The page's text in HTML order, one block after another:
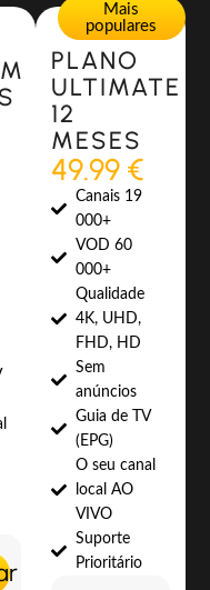
Mais
populares
PLANO
ULTIMATE
12
MESES
49.99 €
Canais 19
000+
VOD 60
000+
Qualidade
4K, UHD,
FHD, HD
Sem
anúncios
Guia de TV
(EPG)
O seu canal
local AO
VIVO
Suporte
Prioritário